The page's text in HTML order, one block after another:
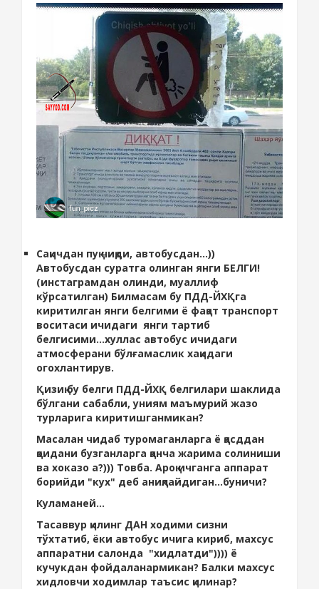
Сақичдан пуқ чиқди, автобусдан...))
Автобусдан суратга олинган янги БЕЛГИ!
(инстаграмдан олинди, муаллиф
кўрсатилган) Билмасам бу ПДД-ЙХҚга
киритилган янги белгими ё фақат транспорт
воситаси ичидаги янги тартиб
белгисими...хуллас автобус ичидаги
атмосферани бўлғамаслик хақидаги
огохлантирув.
Қизиқ бу белги ПДД-ЙХҚ белгилари шаклида
бўлгани сабабли, униям маъмурий жазо
турларига киритишганмикан?
Масалан чидаб туромаганларга ё қасддан
қоидани бузганларга қанча жарима солиниши
ва хоказо а?))) Товба. Ароқ ичганга аппарат
борийди "кух" деб аниқлайдиган...буничи?
Куламаней...
Тасаввур қилинг ДАН ходими сизни
тўхтатиб, ёки автобус ичига кириб, махсус
аппаратни салонда "хидлатди")))) ё
кучукдан фойдаланармикан? Балки махсус
хидловчи ходимлар таъсис қилинар?